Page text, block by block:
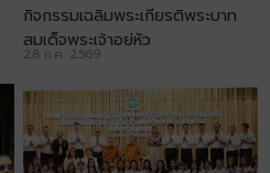
กิจกรรมเฉลิมพระเกียรติพระบาท
สมเด็จพระเจ้าอยู่หัว
28 ก.ค. 2569